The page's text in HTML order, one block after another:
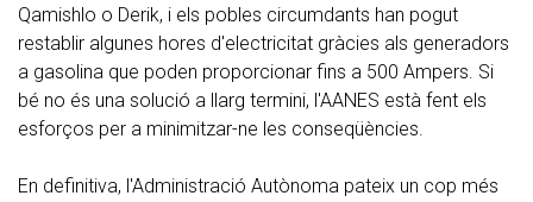
Qamishlo o Derik, i els pobles circumdants han pogut
restablir algunes hores d'electricitat gràcies als generadors
a gasolina que poden proporcionar fins a 500 Ampers. Si
bé no és una solució a llarg termini, l'AANES està fent els
esforços per a minimitzar-ne les conseqüències.
En definitiva, l'Administració Autònoma pateix un cop més